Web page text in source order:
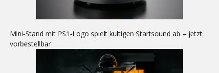
Mini-Stand mit PS1-Logo spielt kultigen Startsound ab – jetzt
vorbestellbar